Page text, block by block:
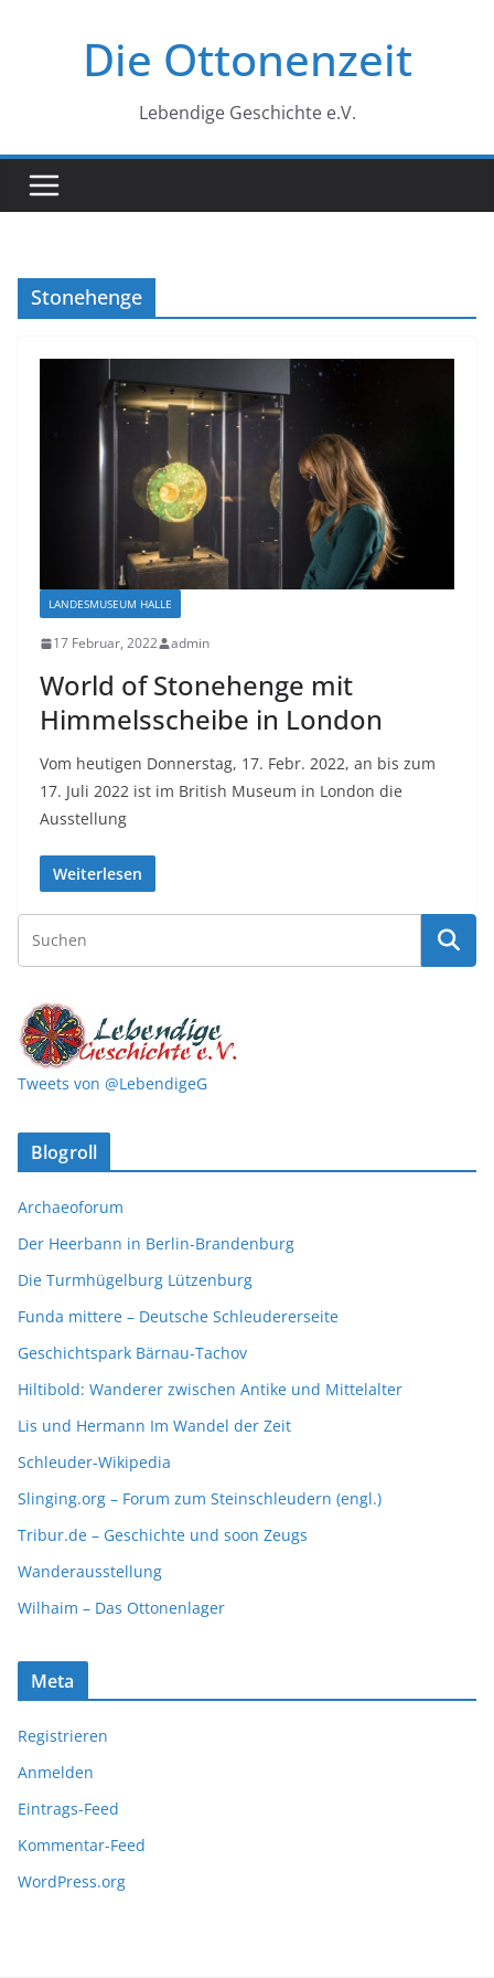
Die Ottonenzeit
Lebendige Geschichte e.V.
Stonehenge
LANDESMUSEUM HALLE
17 Februar, 2022 admin
World of Stonehenge mit
Himmelsscheibe in London
Vom heutigen Donnerstag, 17. Febr. 2022, an bis zum
17. Juli 2022 ist im British Museum in London die
Ausstellung
Weiterlesen
Tweets von @LebendigeG
Blogroll
Archaeoforum
Der Heerbann in Berlin-Brandenburg
Die Turmhügelburg Lützenburg
Funda mittere – Deutsche Schleudererseite
Geschichtspark Bärnau-Tachov
Hiltibold: Wanderer zwischen Antike und Mittelalter
Lis und Hermann Im Wandel der Zeit
Schleuder-Wikipedia
Slinging.org – Forum zum Steinschleudern (engl.)
Tribur.de – Geschichte und soon Zeugs
Wanderausstellung
Wilhaim – Das Ottonenlager
Meta
Registrieren
Anmelden
Eintrags-Feed
Kommentar-Feed
WordPress.org